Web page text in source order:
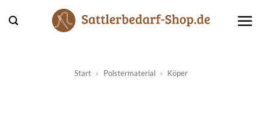
Inhalt
Start » Polstermaterial » Köper